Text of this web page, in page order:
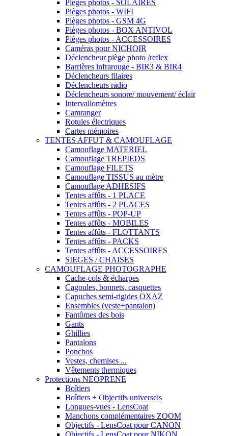
Pièges photos - SOLAIRES
Pièges photos - WIFI
Pièges photos - GSM 4G
Pièges photos - BOX ANTIVOL
Pièges photos - ACCESSOIRES
Caméras pour NICHOIR
Déclencheur piège photo /reflex
Barrières infrarouge - BIR3 & BIR4
Déclencheurs filaires
Déclencheurs radio
Déclencheurs sonore/ mouvement/ éclair
Intervallomètres
Camranger
Rotules électriques
Cartes mémoires
TENTES AFFUT & CAMOUFLAGE
Camouflage MATERIEL
Camouflage TREPIEDS
Camouflage FILETS
Camouflage TISSUS au mètre
Camouflage ADHESIFS
Tentes affûts - 1 PLACE
Tentes affûts - 2 PLACES
Tentes affûts - POP-UP
Tentes affûts - MOBILES
Tentes affûts - FLOTTANTS
Tentes affûts - PACKS
Tentes affûts - ACCESSOIRES
SIEGES / CHAISES
CAMOUFLAGE PHOTOGRAPHE
Cache-cols & écharpes
Cagoules, bonnets, casquettes
Capuches semi-rigides OXAZ
Ensembles (veste+pantalon)
Fantômes des bois
Gants
Ghillies
Pantalons
Ponchos
Vestes, chemises ...
Vêtements thermiques
Protections NEOPRENE
Boîtiers
Boîtiers + Objectifs universels
Longues-vues - LensCoat
Manchons complémentaires ZOOM
Objectifs - LensCoat pour CANON
Objectifs - LensCoat pour NIKON